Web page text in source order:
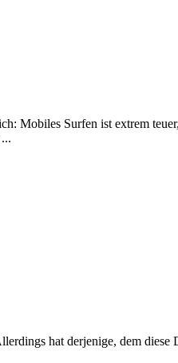
Mobiles Surfen ist extrem
hat derjenige, dem diese